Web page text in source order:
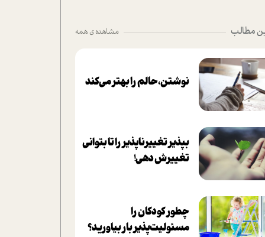
مطالب مشاهده ی همه
نوشتن، حالم را بهتر می‌کند
بپذير تغييرناپذير را تا بتواني
تغييرش دهي!‏
چطور کودکان را
مسئولیت‌پذیر بار بیاورید؟